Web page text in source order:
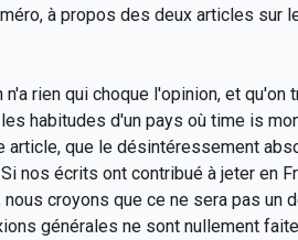
à propos des deux articles
rien qui choque l'opinion, et
habitudes d'un pays où time is
article, que le désintéressement
nos écrits ont contribué à jeter en
croyons que ce ne sera pas un
générales ne sont nullement